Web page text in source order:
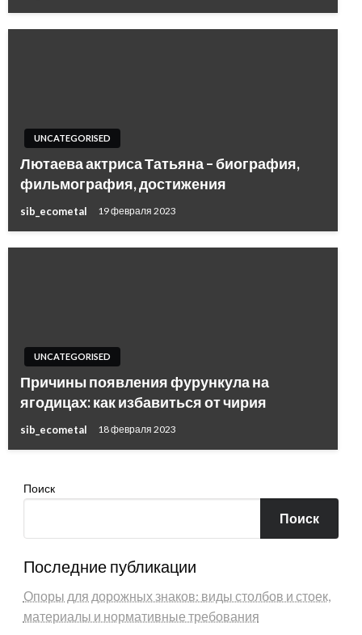
UNCATEGORISED
Лютаева актриса Татьяна – биография,
фильмография, достижения
sib_ecometal 19 февраля 2023
UNCATEGORISED
Причины появления фурункула на
ягодицах: как избавиться от чирия
sib_ecometal 18 февраля 2023
Поиск
Поиск
Последние публикации
Опоры для дорожных знаков: виды столбов и стоек,
материалы и нормативные требования